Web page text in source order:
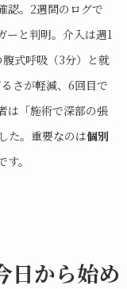
認。2週間のログで
ーと判明。介入は週1
式呼吸（3分）と就
さが軽減、6回目で
は「施術で深部の張
た。重要なのは個別
す。
日から始め